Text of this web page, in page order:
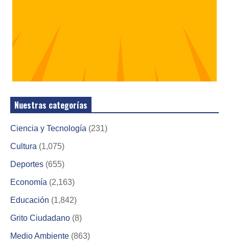
Nuestras categorías
Ciencia y Tecnología (231)
Cultura (1,075)
Deportes (655)
Economía (2,163)
Educación (1,842)
Grito Ciudadano (8)
Medio Ambiente (863)